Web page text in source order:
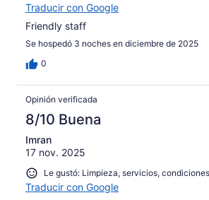
Traducir con Google
Friendly staff
Se hospedó 3 noches en diciembre de 2025
0
Opinión verificada
8/10 Buena
Imran
17 nov. 2025
Le gustó: Limpieza, servicios,
Traducir con Google